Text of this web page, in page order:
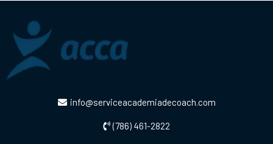
info@serviceacademiadecoach.com
(786) 461-2822